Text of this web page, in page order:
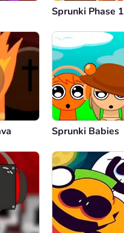
Sprunki Phase 1
Sprunki Babies